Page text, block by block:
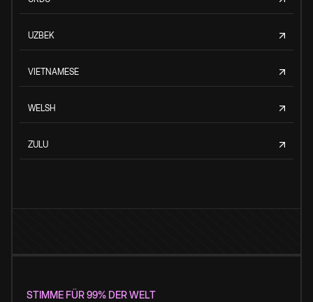
UZBEK
VIETNAMESE
WELSH
ZULU
STIMME FÜR 99% DER WELT